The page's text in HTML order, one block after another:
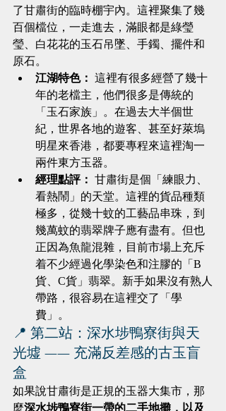
了甘肅街的臨時棚宇內。這裡聚集了幾
百個檔位，一走進去，滿眼都是綠瑩
瑩、白花花的玉石吊墜、手鐲、擺件和
原石。
江湖特色： 這裡有很多經營了幾十
年的老檔主，他們很多是傳統的
「玉石家族」。在過去大半個世
紀，世界各地的遊客、甚至好萊塢
明星來香港，都要專程來這裡淘一
兩件東方玉器。
經理點評： 甘肅街是個「練眼力、
看熱鬧」的天堂。這裡的貨品種類
極多，從幾十蚊的工藝品串珠，到
幾萬蚊的翡翠牌子應有盡有。但也
正因為魚龍混雜，目前市場上充斥
着不少經過化學染色和注膠的「B
貨、C貨」翡翠。新手如果沒有熟人
帶路，很容易在這裡交了「學
費」。
📍 第二站：深水埗鴨寮街與天
光墟 —— 充滿反差感的古玉盲
盒
如果說甘肅街是正規的玉器大集市，那
麼深水埗鴨寮街一帶的二手地攤，以及